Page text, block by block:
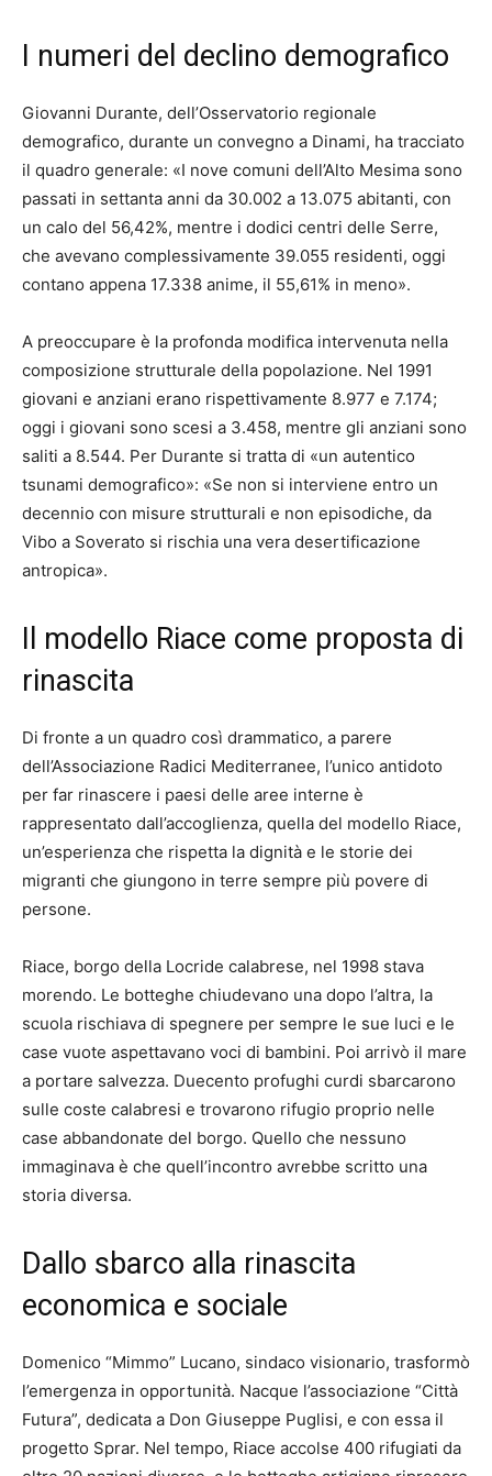
I numeri del declino demografico
Giovanni Durante, dell’Osservatorio regionale
demografico, durante un convegno a Dinami, ha tracciato
il quadro generale: «I nove comuni dell’Alto Mesima sono
passati in settanta anni da 30.002 a 13.075 abitanti, con
un calo del 56,42%, mentre i dodici centri delle Serre,
che avevano complessivamente 39.055 residenti, oggi
contano appena 17.338 anime, il 55,61% in meno».
A preoccupare è la profonda modifica intervenuta nella
composizione strutturale della popolazione. Nel 1991
giovani e anziani erano rispettivamente 8.977 e 7.174;
oggi i giovani sono scesi a 3.458, mentre gli anziani sono
saliti a 8.544. Per Durante si tratta di «un autentico
tsunami demografico»: «Se non si interviene entro un
decennio con misure strutturali e non episodiche, da
Vibo a Soverato si rischia una vera desertificazione
antropica».
Il modello Riace come proposta di
rinascita
Di fronte a un quadro così drammatico, a parere
dell’Associazione Radici Mediterranee, l’unico antidoto
per far rinascere i paesi delle aree interne è
rappresentato dall’accoglienza, quella del modello Riace,
un’esperienza che rispetta la dignità e le storie dei
migranti che giungono in terre sempre più povere di
persone.
Riace, borgo della Locride calabrese, nel 1998 stava
morendo. Le botteghe chiudevano una dopo l’altra, la
scuola rischiava di spegnere per sempre le sue luci e le
case vuote aspettavano voci di bambini. Poi arrivò il mare
a portare salvezza. Duecento profughi curdi sbarcarono
sulle coste calabresi e trovarono rifugio proprio nelle
case abbandonate del borgo. Quello che nessuno
immaginava è che quell’incontro avrebbe scritto una
storia diversa.
Dallo sbarco alla rinascita
economica e sociale
Domenico “Mimmo” Lucano, sindaco visionario, trasformò
l’emergenza in opportunità. Nacque l’associazione “Città
Futura”, dedicata a Don Giuseppe Puglisi, e con essa il
progetto Sprar. Nel tempo, Riace accolse 400 rifugiati da